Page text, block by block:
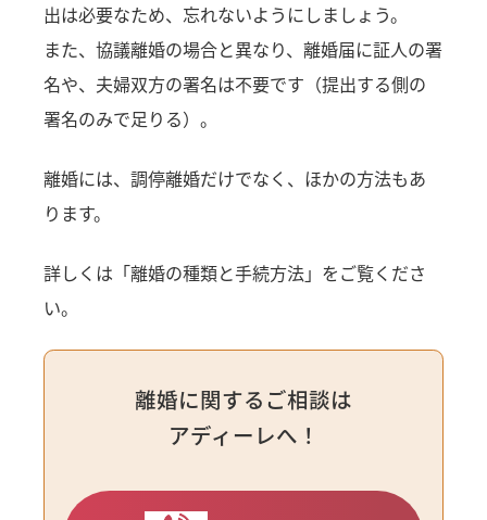
出は必要なため、忘れないようにしましょう。
また、協議離婚の場合と異なり、離婚届に証人の署
名や、夫婦双方の署名は不要です（提出する側の
署名のみで足りる）。
離婚には、調停離婚だけでなく、ほかの方法もあ
ります。
詳しくは 「離婚の種類と手続方法」 をご覧くださ
い。
離婚に関するご相談は
アディーレへ！